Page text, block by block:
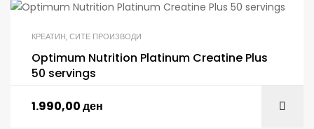
КРЕАТИН,СИТЕ ПРОИЗВОДИ
Optimum Nutrition Platinum Creatine Plus
50 servings
1.990,00ден